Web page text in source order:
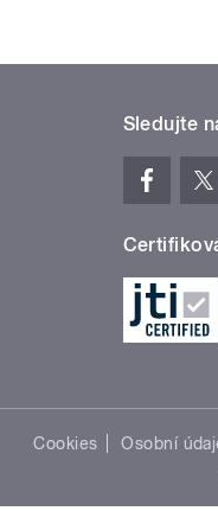
Sledujte
Cookies Osobní